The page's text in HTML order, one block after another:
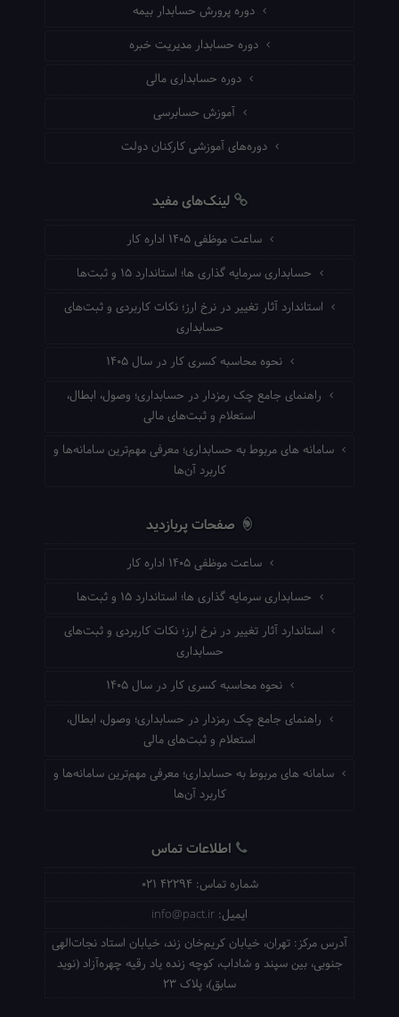
دوره پرورش حسابدار بیمه
دوره حسابدار مدیریت خبره
دوره حسابداری مالی
آموزش حسابرسی
دوره‌های آموزشی کارکنان دولت
لینک‌های مفید
ساعت موظفی ۱۴۰۵ اداره کار
حسابداری سرمایه گذاری ها؛ استاندارد ۱۵ و ثبت‌ها
استاندارد آثار تغییر در نرخ ارز؛ نکات کاربردی و ثبت‌های
حسابداری
نحوه محاسبه کسری کار در سال ۱۴۰۵
راهنمای جامع چک رمزدار در حسابداری؛ وصول، ابطال،
استعلام و ثبت‌های مالی
سامانه های مربوط به حسابداری؛ معرفی مهم‌ترین سامانه‌ها و
کاربرد آن‌ها
صفحات پربازدید
ساعت موظفی ۱۴۰۵ اداره کار
حسابداری سرمایه گذاری ها؛ استاندارد ۱۵ و ثبت‌ها
استاندارد آثار تغییر در نرخ ارز؛ نکات کاربردی و ثبت‌های
حسابداری
نحوه محاسبه کسری کار در سال ۱۴۰۵
راهنمای جامع چک رمزدار در حسابداری؛ وصول، ابطال،
استعلام و ثبت‌های مالی
سامانه های مربوط به حسابداری؛ معرفی مهم‌ترین سامانه‌ها و
کاربرد آن‌ها
اطلاعات تماس
شماره تماس: 021 42294
ایمیل: info@pact.ir
آدرس مرکز: تهران، خیابان کریم‌خان زند، خیابان استاد نجات‌الهی
جنوبی، بین سپند و شاداب، کوچه زنده یاد رقیه چهره‌آزاد (نوید
سابق)، پلاک 23